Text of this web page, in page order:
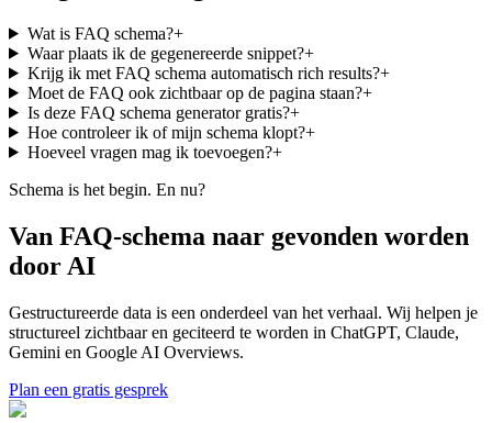
Wat is FAQ schema?+
Waar plaats ik de gegenereerde snippet?+
Krijg ik met FAQ schema automatisch rich results?+
Moet de FAQ ook zichtbaar op de pagina staan?+
Is deze FAQ schema generator gratis?+
Hoe controleer ik of mijn schema klopt?+
Hoeveel vragen mag ik toevoegen?+
Schema is het begin. En nu?
Van FAQ-schema naar gevonden worden
door AI
Gestructureerde data is een onderdeel van het verhaal. Wij helpen je
structureel zichtbaar en geciteerd te worden in ChatGPT, Claude,
Gemini en Google AI Overviews.
Plan een gratis gesprek